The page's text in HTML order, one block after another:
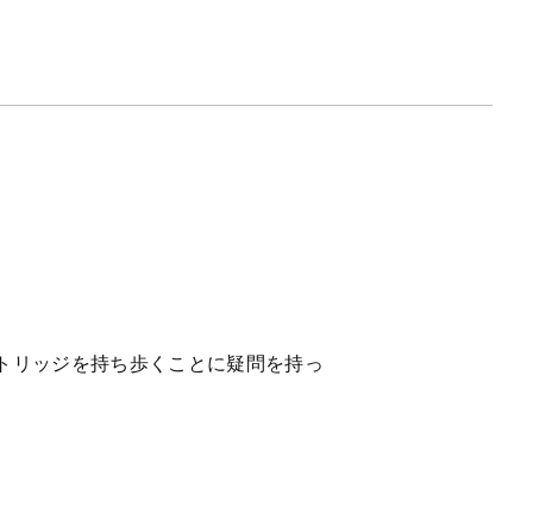
ッジを持ち歩くことに疑問を持っ